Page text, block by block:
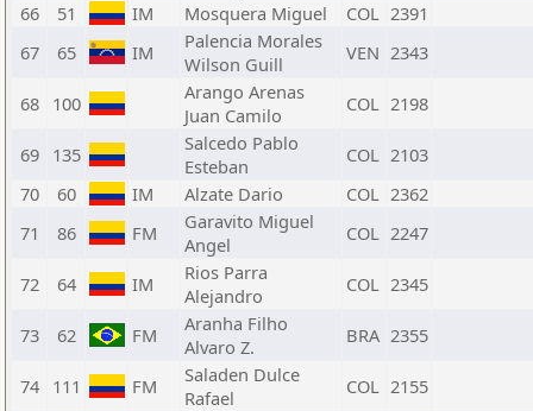
66
51 IM Mosquera Miguel COL 2391
67
65 IM
Palencia Morales
Wilson Guill
VEN 2343
68 100
Arango Arenas
Juan Camilo
COL 2198
69 135
Salcedo Pablo
Esteban
COL 2103
70
60 IM Alzate Dario COL 2362
71
86 FM
Garavito Miguel
Angel
COL 2247
72 64 IM
Rios Parra
Alejandro
COL 2345
73 62 FM
Aranha Filho
Alvaro Z.
BRA 2355
74 111 FM
Saladen Dulce
Rafael
COL 2155